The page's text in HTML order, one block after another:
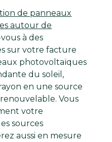
de panneaux
autour de
à des
sur votre facture
photovoltaïques
du soleil,
en une source
Vous
votre
sources
aussi en mesure